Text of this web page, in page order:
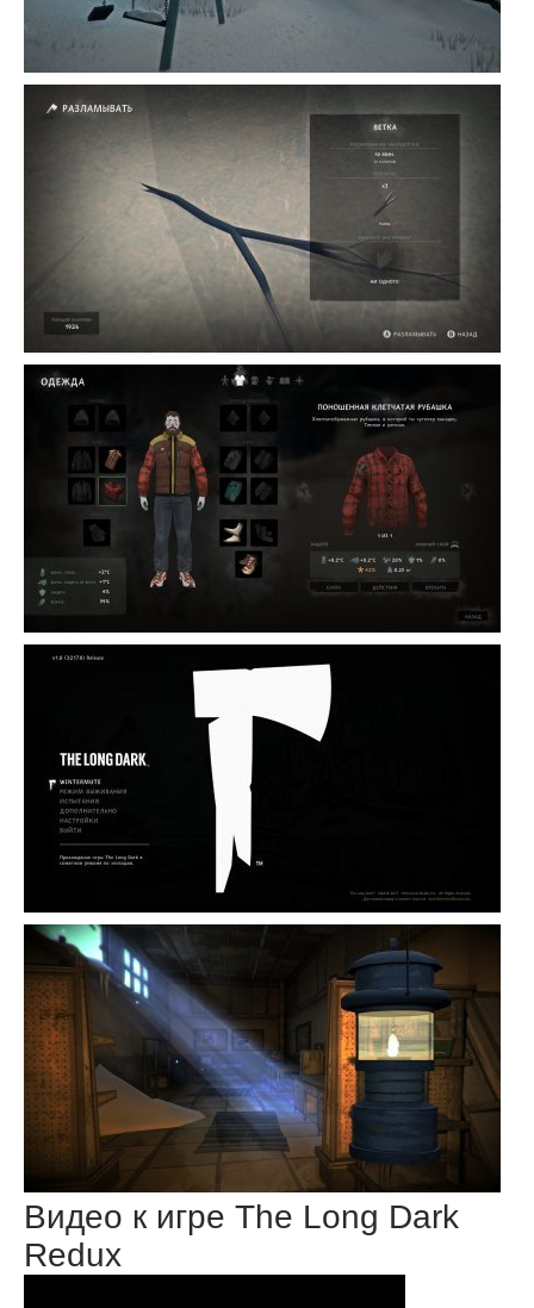
Видео к игре The Long Dark
Redux